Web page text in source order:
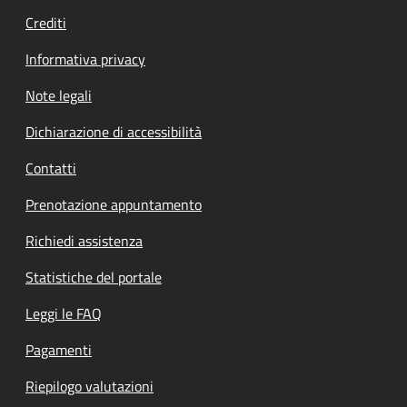
Crediti
Informativa privacy
Note legali
Dichiarazione di accessibilità
Contatti
Prenotazione appuntamento
Richiedi assistenza
Statistiche del portale
Leggi le FAQ
Pagamenti
Riepilogo valutazioni